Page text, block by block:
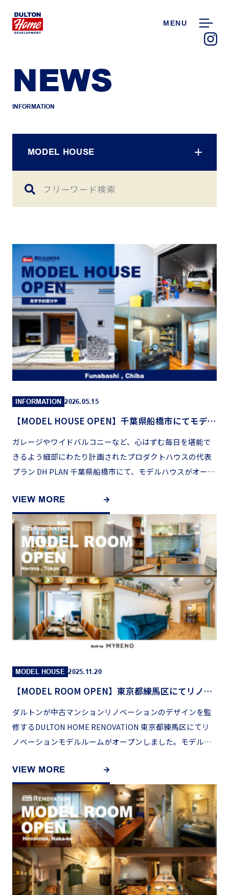
MENU
NEWS
INFORMATION
MODEL HOUSE
INFORMATION 2026.05.15
【MODEL HOUSE OPEN】千葉県船橋市にてモデルハウスオープン
ガレージやワイドバルコニーなど、心はずむ毎日を堪能で
きるよう細部にわたり計画されたプロダクトハウスの代表
プラン DH PLAN 千葉県船橋市にて、モデルハウスがオープ
VIEW MORE
MODEL HOUSE 2025.11.20
【MODEL ROOM OPEN】東京都練馬区にてリノベーションモデルオープン
ダルトンが中古マンションリノベーションのデザインを監
修するDULTON HOME RENOVATION 東京都練馬区にてリ
ノベーションモデルルームがオープンしました。モデルル
VIEW MORE